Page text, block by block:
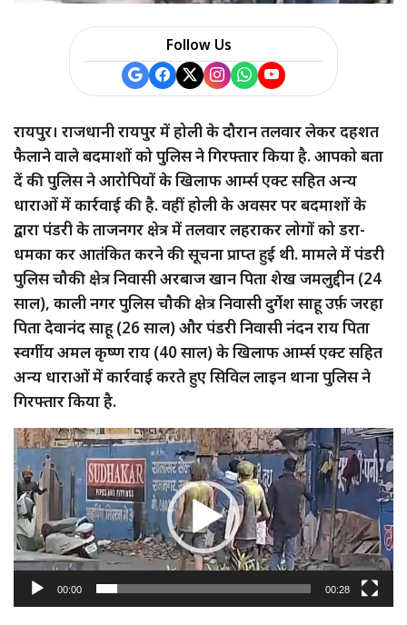
Follow Us
रायपुर। राजधानी रायपुर में होली के दौरान तलवार लेकर दहशत
फैलाने वाले बदमाशों को पुलिस ने गिरफ्तार किया है. आपको बता
दें की पुलिस ने आरोपियों के खिलाफ आर्म्स एक्ट सहित अन्य
धाराओं में कार्रवाई की है. वहीं होली के अवसर पर बदमाशों के
द्वारा पंडरी के ताजनगर क्षेत्र में तलवार लहराकर लोगों को डरा-
धमका कर आतंकित करने की सूचना प्राप्त हुई थी. मामले में पंडरी
पुलिस चौकी क्षेत्र निवासी अरबाज खान पिता शेख जमलुद्दीन (24
साल), ⁠काली नगर पुलिस चौकी क्षेत्र निवासी दुर्गेश साहू उर्फ़ जरहा
पिता देवानंद साहू (26 साल) और पंडरी निवासी ⁠नंदन राय पिता
स्वर्गीय अमल कृष्ण राय (40 साल) के खिलाफ आर्म्स एक्ट सहित
अन्य धाराओं में कार्रवाई करते हुए सिविल लाइन थाना पुलिस ने
गिरफ्तार किया है.
Video
Player
00:00 00:28